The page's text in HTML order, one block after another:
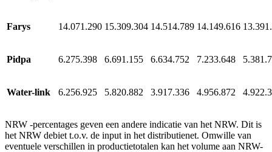
Farys 14.071.290 15.309.304 14.514.789 14.149.616
Pidpa 6.275.398 6.691.155 6.634.752 7.233.648
Water-link 6.256.925 5.820.882 3.917.336 4.956.872
NRW -percentages geven een andere indicatie van het NRW. Dit is
het NRW debiet t.o.v. de input in het distributienet. Omwille van
eventuele verschillen in productietotalen kan het volume aan NRW-